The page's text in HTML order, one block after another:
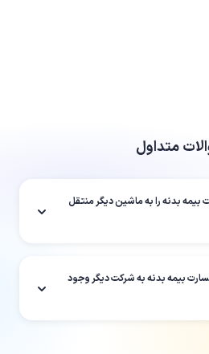
متداول
بدنه را به ماشین دیگر منتقل
بیمه بدنه به شرکت دیگر وجود